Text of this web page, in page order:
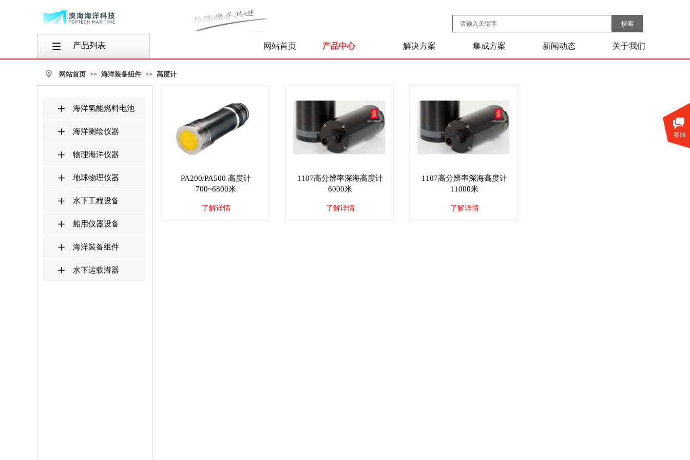
搜索
按钮文本
产品列表 网站首页 产品中心 解决方案 集成方案 新闻动态 关于我们
网站首页 >> 海洋装备组件 >> 高度计
PA200/PA500 高度计
700~6800米
了解详情
1107高分辨率深海高度计
6000米
了解详情
1107高分辨率深海高度计
11000米
了解详情
海洋氢能燃料电池
海洋测绘仪器
物理海洋仪器
地球物理仪器
水下工程设备
船用仪器设备
海洋装备组件
水下运载潜器
客服